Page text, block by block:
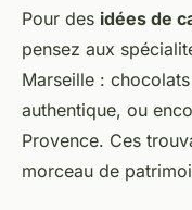
Pour des idées de
pensez aux
Marseille :
authentique, ou
Provence. Ces
morceau de